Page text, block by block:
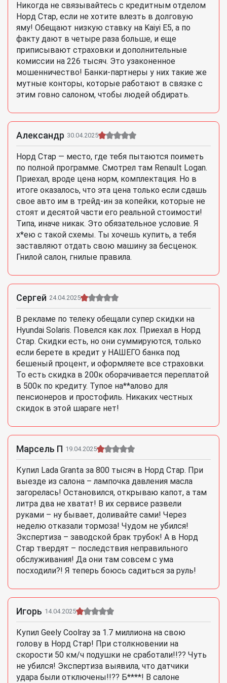
Никогда не связывайтесь с кредитным отделом
Норд Стар, если не хотите влезть в долговую
яму! Обещают низкую ставку на Kaiyi E5, а по
факту дают в четыре раза больше, и еще
приписывают страховки и дополнительные
комиссии на 226 тысяч. Это узаконенное
мошенничество! Банки-партнеры у них такие же
мутные конторы, которые работают в связке с
этим говно салоном, чтобы людей обдирать.
Александр 30.04.2025
Норд Стар — место, где тебя пытаются поиметь
по полной программе. Смотрел там Renault Logan.
Приехал, вроде цена норм, комплектация. Но в
итоге оказалось, что эта цена только если сдашь
свое авто им в трейд-ин за копейки, которые не
стоят и десятой части его реальной стоимости!
Типа, иначе никак. Это обязательное условие. Я
х*ею с такой схемы. Ты хочешь купить, а тебя
заставляют отдать свою машину за бесценок.
Гнилой салон, гнилые правила.
Сергей 24.04.2025
В рекламе по телеку обещали супер скидки на
Hyundai Solaris. Повелся как лох. Приехал в Норд
Стар. Скидки есть, но они суммируются, только
если берете в кредит у НАШЕГО банка под
бешеный процент, и оформляете все страховки.
То есть скидка в 200к оборачивается переплатой
в 500к по кредиту. Тупое на**алово для
пенсионеров и простофиль. Никаких честных
скидок в этой шараге нет!
Марсель П 19.04.2025
Купил Lada Granta за 800 тысяч в Норд Стар. При
выезде из салона – лампочка давления масла
загорелась! Остановился, открываю капот, а там
литра два не хватат! В их сервисе развели
руками – ну бывает, доливайте сами! Через
неделю отказали тормоза! Чудом не убился!
Экспертиза – заводской брак трубок! А в Норд
Стар твердят – последствия неправильного
обслуживания! Да они там совсем с ума
посходили?! Я теперь боюсь садиться за руль!
Игорь 14.04.2025
Купил Geely Coolray за 1.7 миллиона на свою
голову в Норд Стар! При столкновении на
скорости 50 км/ч подушки не сработали!!?? Чуть
не убился! Экспертиза выявила, что датчики
удара были отключены!!?? Б****! В салоне